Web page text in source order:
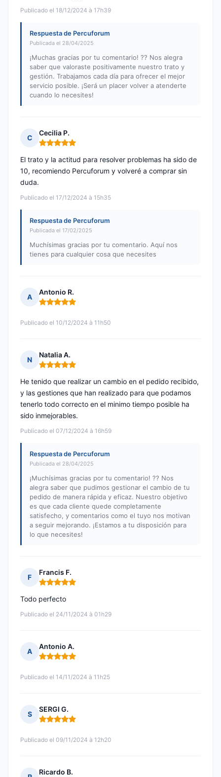
Publicado el 18/12/2024 à 17h39
Respuesta de Percuforum
Publicada el 28/04/2025
¡Muchas gracias por tu comentario! ?? Nos alegra
saber que valoraste positivamente nuestro trato y
gestión. Trabajamos cada día para ofrecer el mejor
servicio posible. ¡Será un placer volver a atenderte
cuando lo necesites!
C
Cecilia P.
Nota: 5 de 5
Publicado el 17/12/2024 à 15h35
El trato y la actitud para resolver problemas ha sido de
10, recomiendo Percuforum y volveré a comprar sin
duda.
Respuesta de Percuforum
Publicada el 17/02/2025
Muchísimas gracias por tu comentario. Aquí nos
tienes para cualquier cosa que necesites
A
Antonio R.
Nota: 5 de 5
Publicado el 10/12/2024 à 11h50
N
Natalia A.
Nota: 5 de 5
Publicado el 07/12/2024 à 16h59
He tenido que realizar un cambio en el pedido recibido,
y las gestiones que han realizado para que podamos
tenerlo todo correcto en el minimo tiempo posible ha
sido inmejorables.
Respuesta de Percuforum
Publicada el 28/04/2025
¡Muchísimas gracias por tu comentario! ?? Nos
alegra saber que pudimos gestionar el cambio de tu
pedido de manera rápida y eficaz. Nuestro objetivo
es que cada cliente quede completamente
satisfecho, y comentarios como el tuyo nos motivan
a seguir mejorando. ¡Estamos a tu disposición para
lo que necesites!
F
Francis F.
Nota: 5 de 5
Publicado el 24/11/2024 à 01h29
Todo perfecto
A
Antonio A.
Nota: 5 de 5
Publicado el 14/11/2024 à 11h25
S
SERGI G.
Nota: 5 de 5
Publicado el 09/11/2024 à 12h20
Ricardo B.